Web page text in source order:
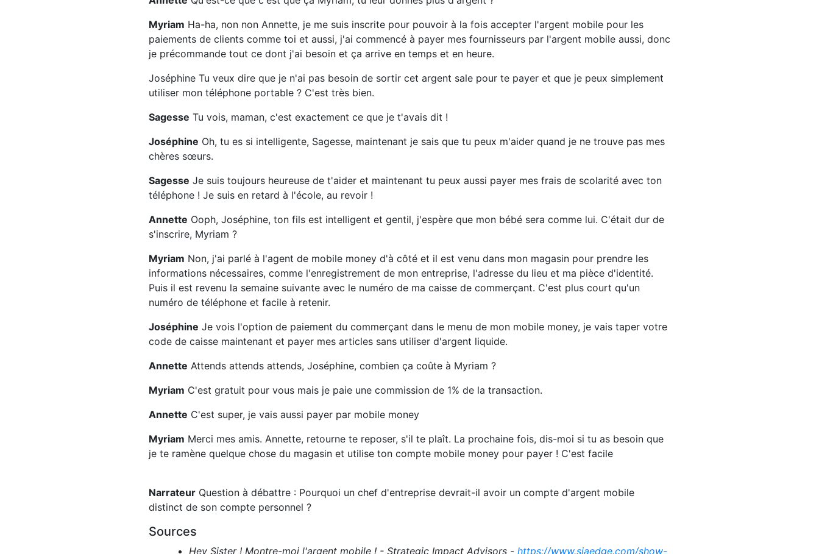
Myriam Ha-ha, non non Annette, je me suis inscrite pour pouvoir à la fois accepter l'argent mobile pour les
paiements de clients comme toi et aussi, j'ai commencé à payer mes fournisseurs par l'argent mobile aussi, donc
je précommande tout ce dont j'ai besoin et ça arrive en temps et en heure.
Joséphine Tu veux dire que je n'ai pas besoin de sortir cet argent sale pour te payer et que je peux simplement
utiliser mon téléphone portable ? C'est très bien.
Sagesse Tu vois, maman, c'est exactement ce que je t'avais dit !
Joséphine Oh, tu es si intelligente, Sagesse, maintenant je sais que tu peux m'aider quand je ne trouve pas mes
chères sœurs.
Sagesse Je suis toujours heureuse de t'aider et maintenant tu peux aussi payer mes frais de scolarité avec ton
téléphone ! Je suis en retard à l'école, au revoir !
Annette Ooph, Joséphine, ton fils est intelligent et gentil, j'espère que mon bébé sera comme lui. C'était dur de
s'inscrire, Myriam ?
Myriam Non, j'ai parlé à l'agent de mobile money d'à côté et il est venu dans mon magasin pour prendre les
informations nécessaires, comme l'enregistrement de mon entreprise, l'adresse du lieu et ma pièce d'identité.
Puis il est revenu la semaine suivante avec le numéro de ma caisse de commerçant. C'est plus court qu'un
numéro de téléphone et facile à retenir.
Joséphine Je vois l'option de paiement du commerçant dans le menu de mon mobile money, je vais taper votre
code de caisse maintenant et payer mes articles sans utiliser d'argent liquide.
Annette Attends attends attends, Joséphine, combien ça coûte à Myriam ?
Myriam C'est gratuit pour vous mais je paie une commission de 1% de la transaction.
Annette C'est super, je vais aussi payer par mobile money
Myriam Merci mes amis. Annette, retourne te reposer, s'il te plaît. La prochaine fois, dis-moi si tu as besoin que
je te ramène quelque chose du magasin et utilise ton compte mobile money pour payer ! C'est facile
Narrateur Question à débattre : Pourquoi un chef d'entreprise devrait-il avoir un compte d'argent mobile
distinct de son compte personnel ?
Sources
Hey Sister ! Montre-moi l'argent mobile ! - Strategic Impact Advisors - https://www.siaedge.com/show-